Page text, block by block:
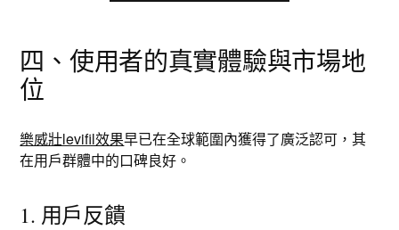
四、使用者的真實體驗與市場地
位
樂威壯levifil效果早已在全球範圍內獲得了廣泛認可，其
在用戶群體中的口碑良好。
1. 用戶反饋